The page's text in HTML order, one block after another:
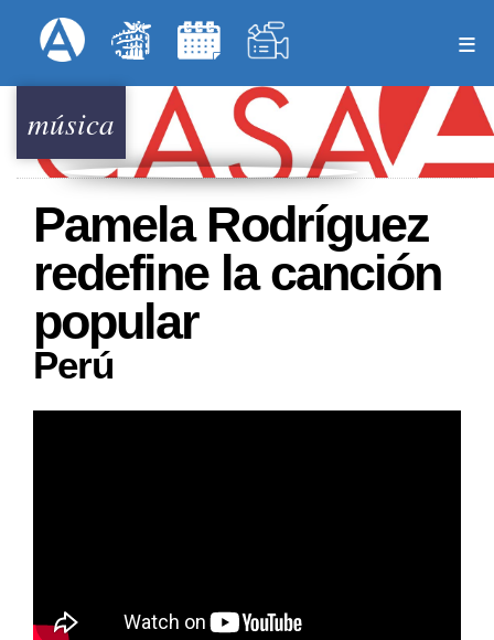
al
principal
Menú Superior
música
Pamela Rodríguez
redefine la canción
popular
Perú